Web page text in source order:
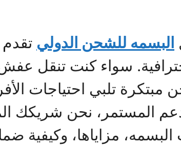
البسمه للشحن الدولي
سواء كنت تنقل
تلبي احتياجات
المستمر، نحن شريكك
مزاياها، وكيفية